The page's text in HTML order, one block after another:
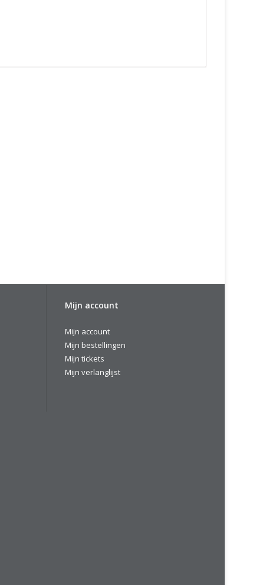
Mijn account
Mijn account
Mijn bestellingen
Mijn tickets
Mijn verlanglijst